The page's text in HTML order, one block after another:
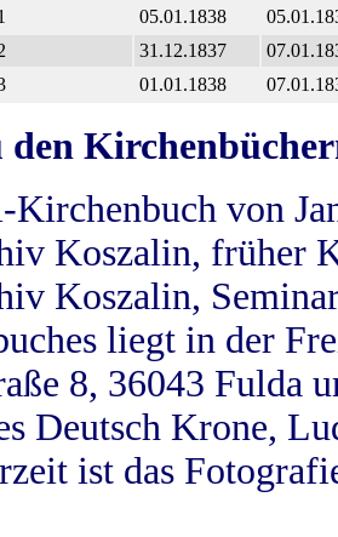
05.01.1838
31.12.1837
01.01.1838
den
Kirchenbuch von
Koszalin, früher
Koszalin,
liegt in der
8, 36043 Fulda
Deutsch Krone,
ist das